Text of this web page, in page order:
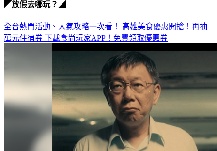
◤放假去哪玩？◢
全台熱門活動、人氣攻略一次看！ 高雄美食優惠開搶！再抽
萬元住宿券 下載食尚玩家APP！免費領取優惠券